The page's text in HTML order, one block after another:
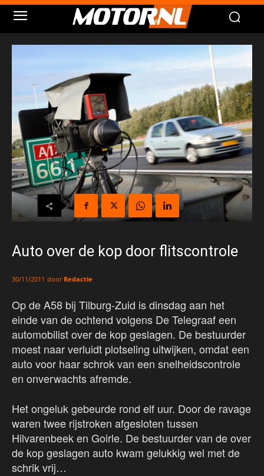
Auto over de kop door flitscontrole
30/11/2011 door Redactie
Op de A58 bij Tilburg-Zuid is dinsdag aan het
einde van de ochtend volgens De Telegraaf een
automobilist over de kop geslagen. De bestuurder
moest naar verluidt plotseling uitwijken, omdat een
auto voor haar schrok van een snelheidscontrole
en onverwachts afremde.
Het ongeluk gebeurde rond elf uur. Door de ravage
waren twee rijstroken afgesloten tussen
Hilvarenbeek en Goirle. De bestuurder van de over
de kop geslagen auto kwam gelukkig wel met de
schrik vrij…